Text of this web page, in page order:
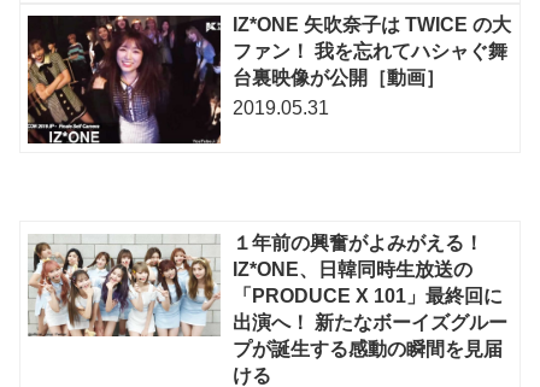
IZ*ONE 矢吹奈子は TWICE の大
ファン！ 我を忘れてハシャぐ舞
台裏映像が公開［動画］
2019.05.31
１年前の興奮がよみがえる！
IZ*ONE、日韓同時生放送の
「PRODUCE X 101」最終回に
出演へ！ 新たなボーイズグルー
プが誕生する感動の瞬間を見届
ける